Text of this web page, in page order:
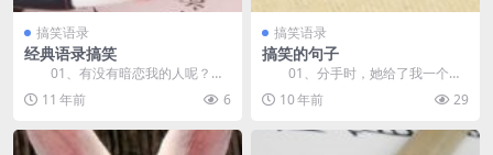
搞笑语录
经典语录搞笑
01、有没有暗恋我的人呢？暗
恋我的你们别害羞呀，爱要大声说
出来。 ...
11 年前 6
搞笑语录
搞笑的句子
01、分手时，她给了我一个
吻，那感觉和《人民日报》一样真
实… ...10 年前 29